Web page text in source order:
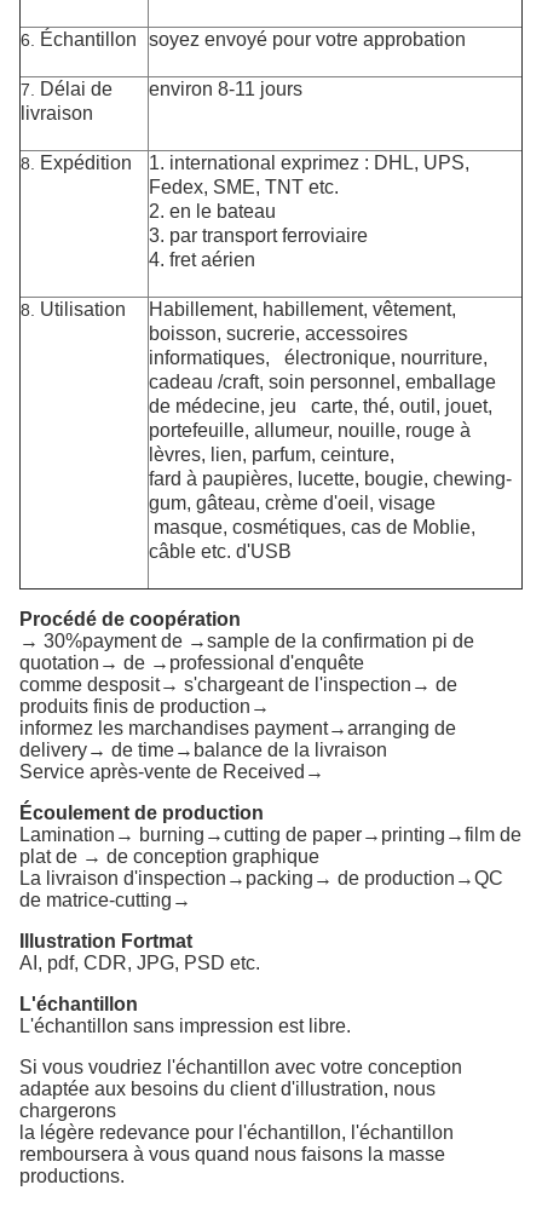
6. Échantillon soyez envoyé pour votre approbation
7.
Délai de
livraison
environ 8-11 jours
8. Expédition
1. international exprimez : DHL, UPS,
Fedex, SME, TNT etc.
2. en le bateau
3. par transport ferroviaire
4. fret aérien
8. Utilisation Habillement, habillement, vêtement,
boisson, sucrerie, accessoires
informatiques, électronique, nourriture,
cadeau /craft, soin personnel, emballage
de médecine, jeu carte, thé, outil, jouet,
portefeuille, allumeur, nouille, rouge à
lèvres, lien, parfum, ceinture,
fard à paupières, lucette, bougie, chewing-
gum, gâteau, crème d'oeil, visage
masque, cosmétiques, cas de Moblie,
câble etc. d'USB
Procédé de coopération
→ 30%payment de →sample de la confirmation pi de
quotation→ de →professional d'enquête
comme desposit→ s'chargeant de l'inspection→ de
produits finis de production→
informez les marchandises payment→arranging de
delivery→ de time→balance de la livraison
Service après-vente de Received→
Écoulement de production
Lamination→ burning→cutting de paper→printing→film de
plat de → de conception graphique
La livraison d'inspection→packing→ de production→QC
de matrice-cutting→
Illustration Fortmat
AI, pdf, CDR, JPG, PSD etc.
L'échantillon
L'échantillon sans impression est libre.
Si vous voudriez l'échantillon avec votre conception
adaptée aux besoins du client d'illustration, nous
chargerons
la légère redevance pour l'échantillon, l'échantillon
remboursera à vous quand nous faisons la masse
productions.